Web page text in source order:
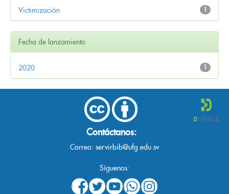
1
Victimización
Fecha de lanzamiento
1
2020
Contáctanos:
Correo: servirbib@ufg.edu.sv
Síguenos: